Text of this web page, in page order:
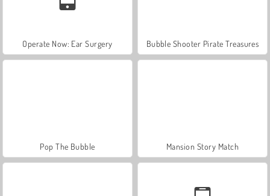
Operate Now: Ear Surgery Bubble Shooter Pirate Treasures
Pop The Bubble Mansion Story Match